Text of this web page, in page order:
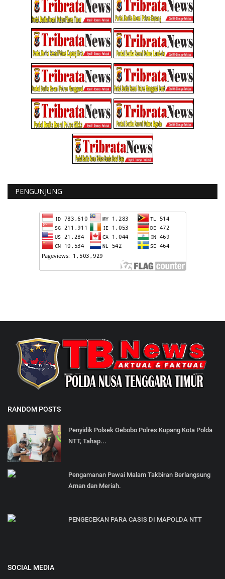
PENGUNJUNG
RANDOM POSTS
Penyidik Polsek Oebobo Polres Kupang Kota Polda
NTT, Tahap...
Pengamanan Pawai Malam Takbiran Berlangsung
Aman dan Meriah.
PENGECEKAN PARA CASIS DI MAPOLDA NTT
SOCIAL MEDIA